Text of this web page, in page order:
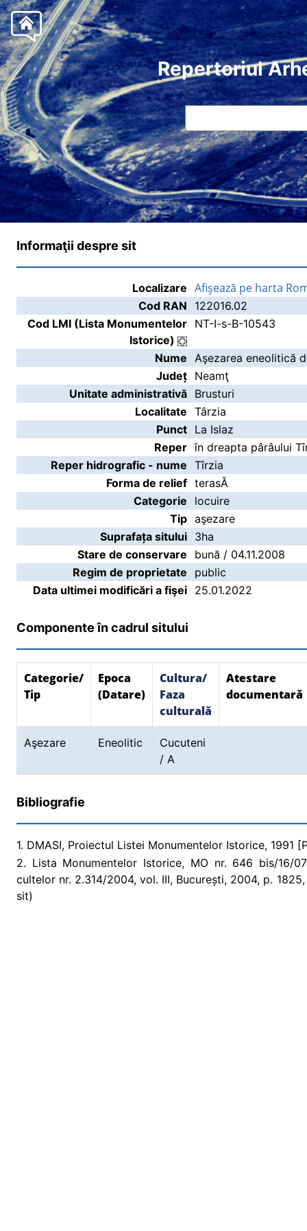
Repertoriul
Informaţii despre sit
Localizare Afişează pe harta
Cod RAN
122016.02
Cod LMI (Lista Monumentelor
Istorice)
NT-I-s-B-10543
Nume Aşezarea eneolitică
Județ Neamţ
Unitate administrativă Brusturi
Localitate Târzia
Punct La Islaz
Reper în dreapta pârâului
Reper hidrografic - nume Tîrzia
Forma de relief terasĂ
Categorie
locuire
Tip aşezare
Suprafața sitului 3ha
Stare de conservare
bună / 04.11.2008
Regim de proprietate
public
Data ultimei modificări a fişei 25.01.2022
Componente în cadrul sitului
Categorie/
Tip
Epoca
(Datare)
Cultura/
Faza
culturală
Atestare
documentară
Aşezare Eneolitic
Cucuteni
/ A
Bibliografie
1. DMASI, Proiectul Listei Monumentelor Istorice, 1991
2. Lista Monumentelor Istorice, MO nr. 646 bis/16/
cultelor nr. 2.314/2004, vol. III, București, 2004, p.
sit)